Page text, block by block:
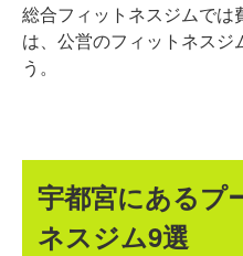
総合フィットネスジムでは
は、公営のフィットネスジ
う。
宇都宮にあるプ
ネスジム9選